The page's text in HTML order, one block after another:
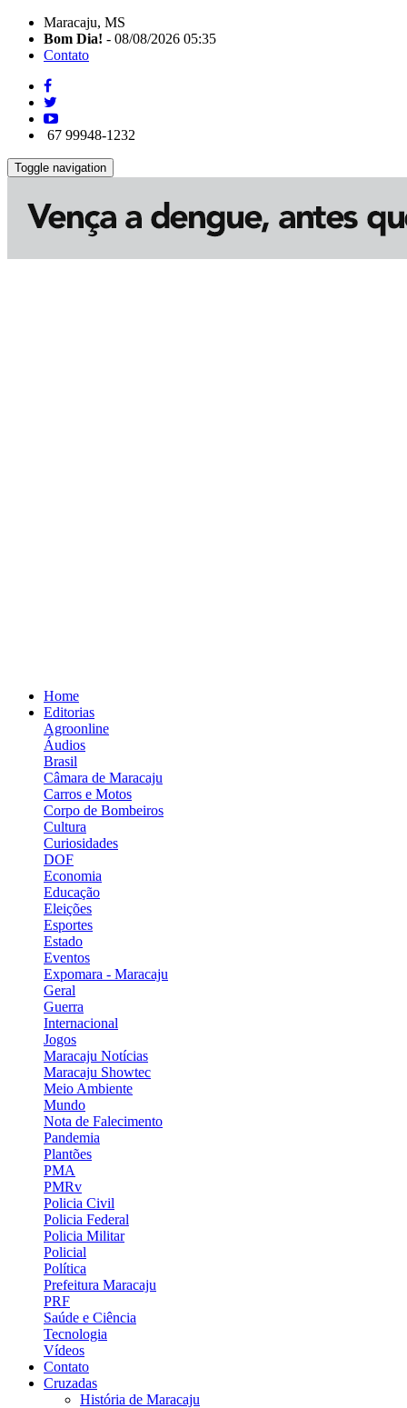
Maracaju, MS
Bom Dia! - 08/08/2026 05:35
Contato
67 99948-1232
Toggle navigation
Home
Editorias
Agroonline
Áudios
Brasil
Câmara de Maracaju
Carros e Motos
Corpo de Bombeiros
Cultura
Curiosidades
DOF
Economia
Educação
Eleições
Esportes
Estado
Eventos
Expomara - Maracaju
Geral
Guerra
Internacional
Jogos
Maracaju Notícias
Maracaju Showtec
Meio Ambiente
Mundo
Nota de Falecimento
Pandemia
Plantões
PMA
PMRv
Policia Civil
Policia Federal
Policia Militar
Policial
Política
Prefeitura Maracaju
PRF
Saúde e Ciência
Tecnologia
Vídeos
Contato
Cruzadas
História de Maracaju